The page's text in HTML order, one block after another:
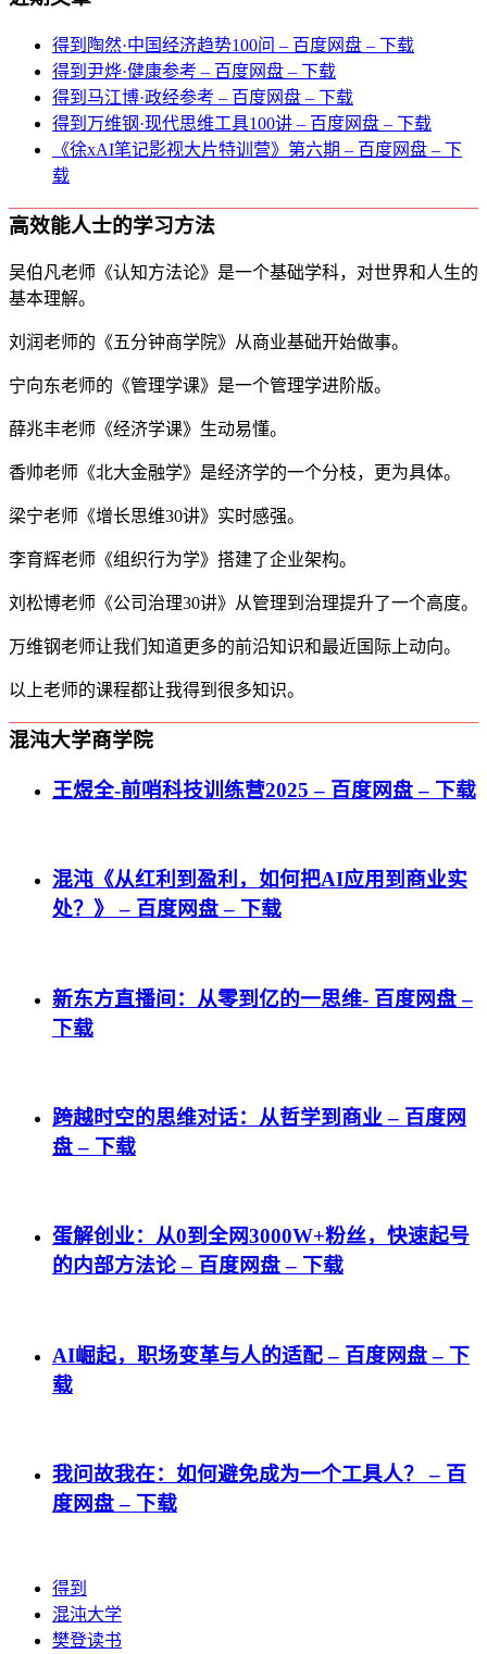
得到陶然·中国经济趋势100问 – 百度网盘 – 下载
得到尹烨·健康参考 – 百度网盘 – 下载
得到马江博·政经参考 – 百度网盘 – 下载
得到万维钢·现代思维⼯具100讲 – 百度网盘 – 下载
《徐xAI笔记影视大片特训营》第六期 – 百度网盘 – 下
载
高效能人士的学习方法
吴伯凡老师《认知方法论》是一个基础学科，对世界和人生的
基本理解。
刘润老师的《五分钟商学院》从商业基础开始做事。
宁向东老师的《管理学课》是一个管理学进阶版。
薛兆丰老师《经济学课》生动易懂。
香帅老师《北大金融学》是经济学的一个分枝，更为具体。
梁宁老师《增长思维30讲》实时感强。
李育辉老师《组织行为学》搭建了企业架构。
刘松博老师《公司治理30讲》从管理到治理提升了一个高度。
万维钢老师让我们知道更多的前沿知识和最近国际上动向。
以上老师的课程都让我得到很多知识。
混沌大学商学院
王煜全-前哨科技训练营2025 – 百度网盘 – 下载
混沌《从红利到盈利，如何把AI应用到商业实
处？》 – 百度网盘 – 下载
新东方直播间：从零到亿的一思维- 百度网盘 –
下载
跨越时空的思维对话：从哲学到商业 – 百度网
盘 – 下载
蛋解创业：从0到全网3000W+粉丝，快速起号
的内部方法论 – 百度网盘 – 下载
AI崛起，职场变革与人的适配 – 百度网盘 – 下
载
我问故我在：如何避免成为一个工具人？ – 百
度网盘 – 下载
得到
混沌大学
樊登读书